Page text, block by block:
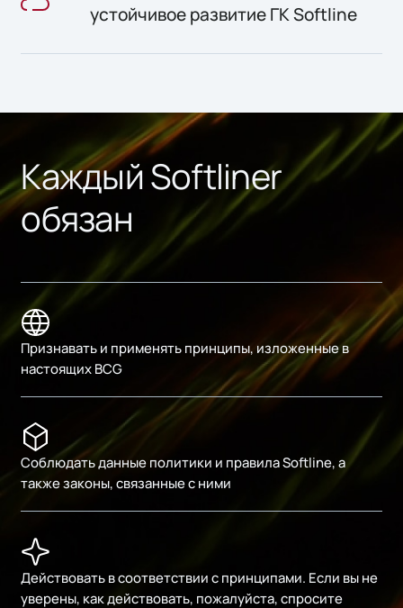
устойчивое развитие ГК Softline
Каждый Softliner
обязан
Признавать и применять принципы, изложенные в
настоящих BCG
Соблюдать данные политики и правила Softline, а
также законы, связанные с ними
Действовать в соответствии с принципами. Если вы не
уверены, как действовать, пожалуйста, спросите